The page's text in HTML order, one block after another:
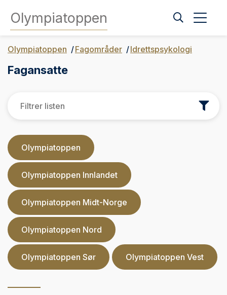
Olympiatoppen
Olympiatoppen Fagområder Idrettspsykologi
Fagansatte
Olympiatoppen
Olympiatoppen Innlandet
Olympiatoppen Midt-Norge
Olympiatoppen Nord
Olympiatoppen Sør Olympiatoppen Vest